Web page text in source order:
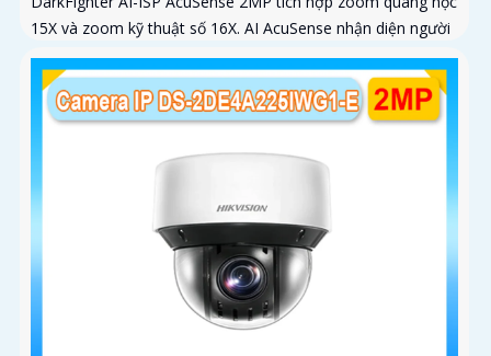
15X và zoom kỹ thuật số 16X. AI AcuSense nhận diện người
và phương tiện và cảnh báo chủ động